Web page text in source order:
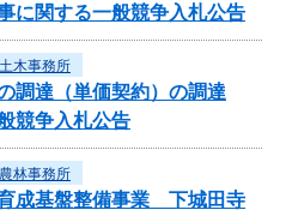
に関する一般競争入札公告
木事務所
調達（単価契約）の調達
競争入札公告
林事務所
育成基盤整備事業 下城田寺